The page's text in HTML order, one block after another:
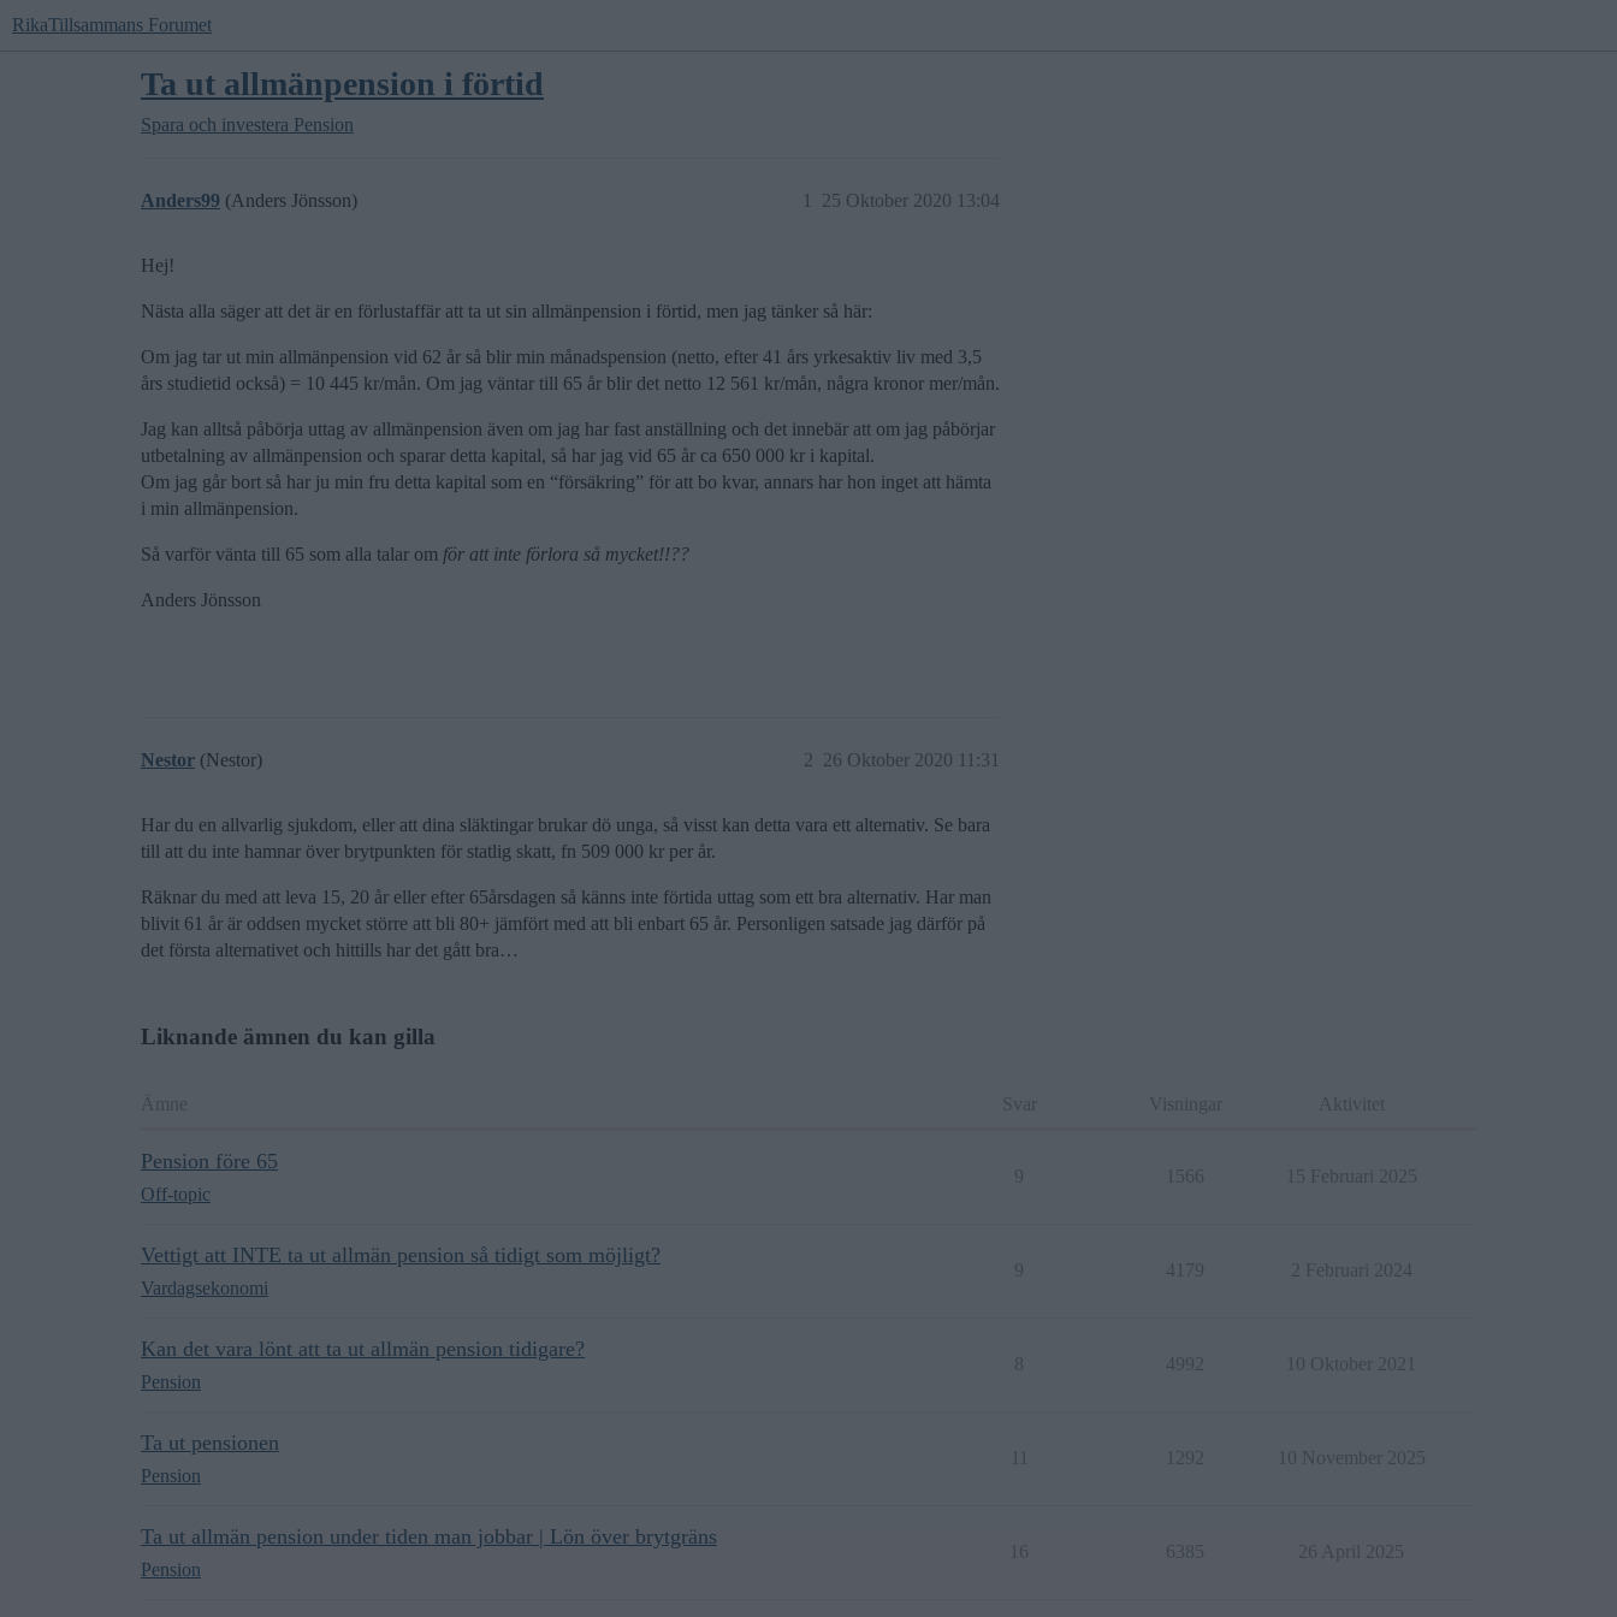
RikaTillsammans Forumet
Ta ut allmänpension i förtid
Spara och investera Pension
Anders99 (Anders Jönsson) 25 Oktober 2020 13:04
1
Hej!
Nästa alla säger att det är en förlustaffär att ta ut sin allmänpension i förtid, men jag tänker så här:
Om jag tar ut min allmänpension vid 62 år så blir min månadspension (netto, efter 41 års yrkesaktiv liv med 3,5
års studietid också) = 10 445 kr/mån. Om jag väntar till 65 år blir det netto 12 561 kr/mån, några kronor mer/mån.
Jag kan alltså påbörja uttag av allmänpension även om jag har fast anställning och det innebär att om jag påbörjar
utbetalning av allmänpension och sparar detta kapital, så har jag vid 65 år ca 650 000 kr i kapital.
Om jag går bort så har ju min fru detta kapital som en “försäkring” för att bo kvar, annars har hon inget att hämta
i min allmänpension.
Så varför vänta till 65 som alla talar om för att inte förlora så mycket!!??
Anders Jönsson
Nestor (Nestor) 26 Oktober 2020 11:31
2
Har du en allvarlig sjukdom, eller att dina släktingar brukar dö unga, så visst kan detta vara ett alternativ. Se bara
till att du inte hamnar över brytpunkten för statlig skatt, fn 509 000 kr per år.
Räknar du med att leva 15, 20 år eller efter 65årsdagen så känns inte förtida uttag som ett bra alternativ. Har man
blivit 61 år är oddsen mycket större att bli 80+ jämfört med att bli enbart 65 år. Personligen satsade jag därför på
det första alternativet och hittills har det gått bra…
Liknande ämnen du kan gilla
Ämne Svar Visningar Aktivitet
Pension före 65
Off-topic
9 1566 15 Februari 2025
Vettigt att INTE ta ut allmän pension så tidigt som möjligt?
Vardagsekonomi
9 4179 2 Februari 2024
Kan det vara lönt att ta ut allmän pension tidigare?
Pension
8 4992 10 Oktober 2021
Ta ut pensionen
Pension
1292 10 November 2025
Ta ut allmän pension under tiden man jobbar | Lön över brytgräns
Pension
16 6385 26 April 2025